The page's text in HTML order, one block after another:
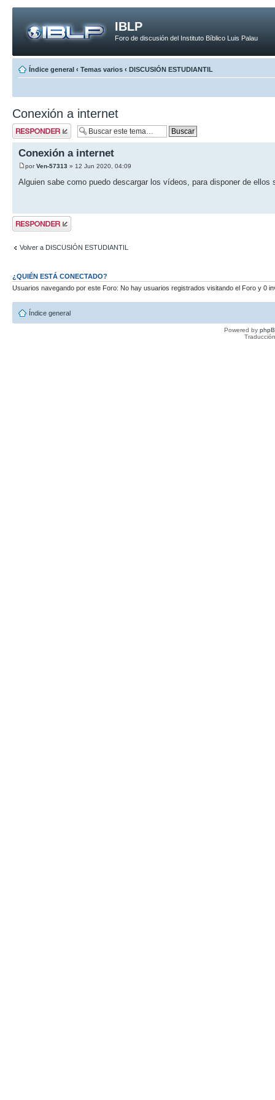
IBLP
Foro de discusión del Instituto Bíblico Luis Palau
Índice general ‹ Temas varios ‹ DISCUSIÓN ESTUDIANTIL
Conexión a internet
Publicar una
respuesta
Conexión a internet
porVen-57313 » 12 Jun 2020, 04:09
Alguien sabe como puedo descargar los vídeos, para disponer de
Publicar una
respuesta
Volver a DISCUSIÓN ESTUDIANTIL
¿QUIÉN ESTÁ CONECTADO?
Usuarios navegando por este Foro: No hay usuarios registrados visitando el Foro y 0
Índice general
Powered by